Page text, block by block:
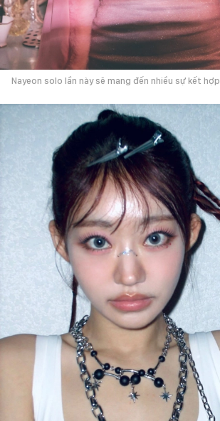
Nayeon solo lần này sẽ mang đến nhiều sự kết hợp